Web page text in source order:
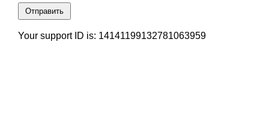
Отправить
Your support ID is: 14141199132781063959